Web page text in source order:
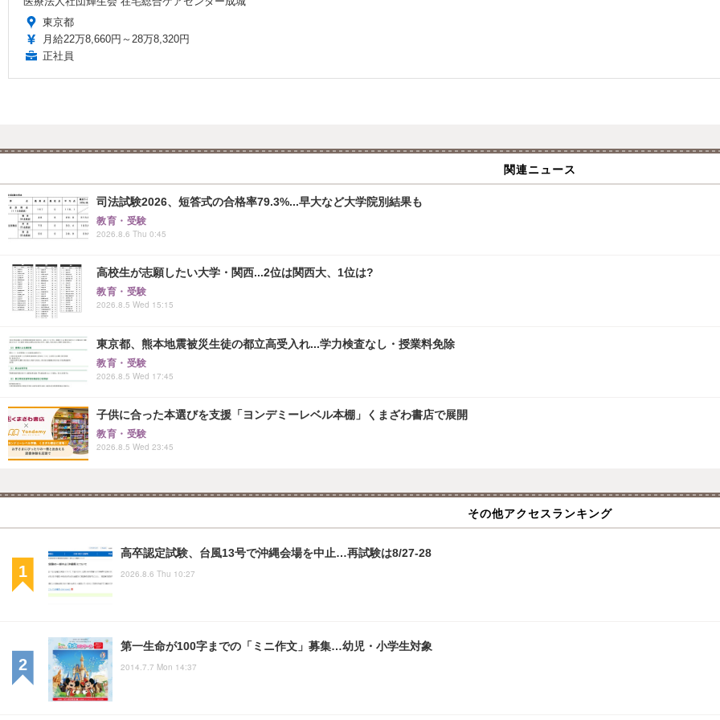
東京都
月給22万8,660円～28万8,320円
正社員
関連ニュース
司法試験2026、短答式の合格率79.3%...早大など大学院別結果も
教育・受験
2026.8.6 Thu 0:45
高校生が志願したい大学・関西...2位は関西大、1位は?
教育・受験
2026.8.5 Wed 15:15
東京都、熊本地震被災生徒の都立高受入れ...学力検査なし・授業料免除
教育・受験
2026.8.5 Wed 17:45
子供に合った本選びを支援「ヨンデミーレベル本棚」くまざわ書店で展開
教育・受験
2026.8.5 Wed 23:45
その他アクセスランキング
高卒認定試験、台風13号で沖縄会場を中止…再試験は8/27-28
2026.8.6 Thu 10:27
第一生命が100字までの「ミニ作文」募集…幼児・小学生対象
2014.7.7 Mon 14:37